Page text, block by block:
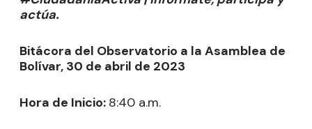
actúa.
Bitácora del Observatorio a la Asamblea de
Bolívar, 30 de abril de 2023
Hora de Inicio: 8:40 a.m.